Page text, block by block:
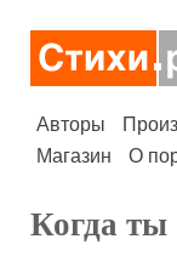
Авторы
Магазин
О
Когда ты